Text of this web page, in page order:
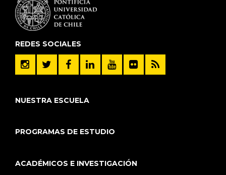
REDES SOCIALES
NUESTRA ESCUELA
PROGRAMAS DE ESTUDIO
ACADÉMICOS E INVESTIGACIÓN